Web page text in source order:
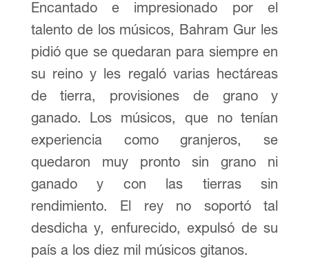
Encantado e impresionado por el
talento de los músicos, Bahram Gur les
pidió que se quedaran para siempre en
su reino y les regaló varias hectáreas
de tierra, provisiones de grano y
ganado. Los músicos, que no tenían
experiencia como granjeros, se
quedaron muy pronto sin grano ni
ganado y con las tierras sin
rendimiento. El rey no soportó tal
desdicha y, enfurecido, expulsó de su
país a los diez mil músicos gitanos.